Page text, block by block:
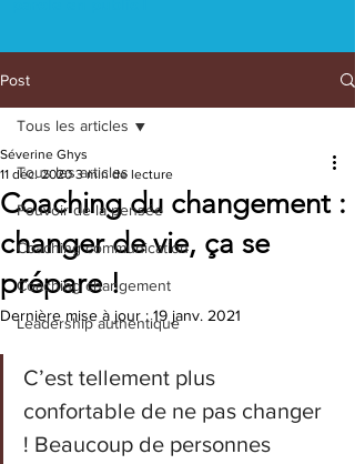
Post
Tous les articles
Pouvoir de la pensée
Coaching communication
Coaching changement
Leadership authentique
Tous les articles
Coaching du changement :
changer de vie, ça se
prépare !
Séverine Ghys
11 déc. 2020 3 min de lecture
Dernière mise à jour :19 janv. 2021
C’est tellement plus
confortable de ne pas changer
! Beaucoup de personnes